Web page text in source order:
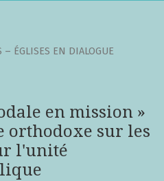
– ÉGLISES EN DIALOGUE
en mission »
orthodoxe sur les
l'unité